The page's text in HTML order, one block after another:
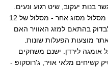
יעקוב, שיט רגוע ונעים.
למי שמחפש אתגר ורפטינג סוער, מוצע מסלול מסוג אחר - מסלול של 12
בהתאם למזג האוויר האם
מוצעות הפעלות שונות.
אומגה לירדן. ישנם משחקים
קשיחים מלאי אויר, ג'רוסקופ -